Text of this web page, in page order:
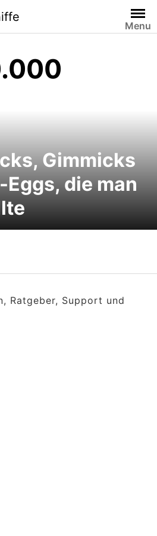
Menu
Gimmicks
die man
Ratgeber, Support und